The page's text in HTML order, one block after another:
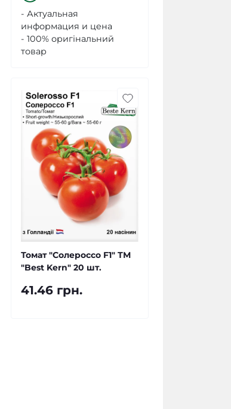
- Актуальная
информация и цена
- 100% оригінальний
товар
Томат "Солероссо F1" ТМ
"Best Kern" 20 шт.
41.46 грн.